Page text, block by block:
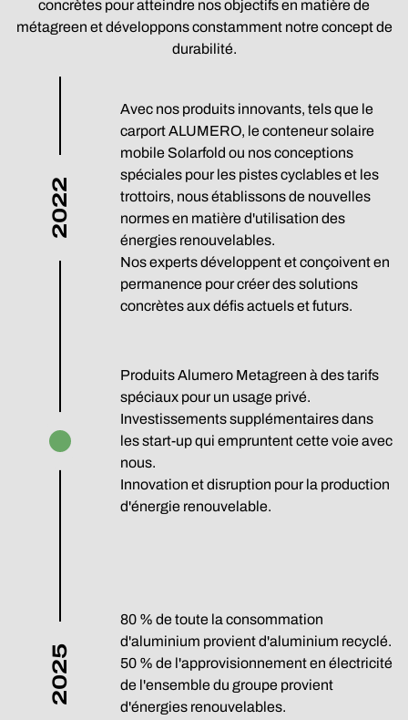
concrètes pour atteindre nos objectifs en matière de
métagreen et développons constamment notre concept de
durabilité.
2022
2025
Avec nos produits innovants, tels que le
carport ALUMERO, le conteneur solaire
mobile Solarfold ou nos conceptions
spéciales pour les pistes cyclables et les
trottoirs, nous établissons de nouvelles
normes en matière d'utilisation des
énergies renouvelables.
Nos experts développent et conçoivent en
permanence pour créer des solutions
concrètes aux défis actuels et futurs.
Produits Alumero Metagreen à des tarifs
spéciaux pour un usage privé.
Investissements supplémentaires dans
les start-up qui empruntent cette voie avec
nous.
Innovation et disruption pour la production
d'énergie renouvelable.
80 % de toute la consommation
d'aluminium provient d'aluminium recyclé.
50 % de l'approvisionnement en électricité
de l'ensemble du groupe provient
d'énergies renouvelables.